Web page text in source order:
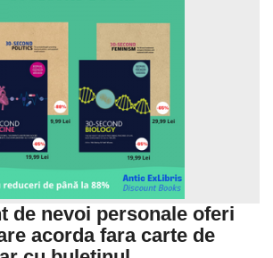
de nevoi personale oferi
acorda fara carte de